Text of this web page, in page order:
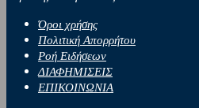
Όροι χρήσης
Πολιτική Απορρήτου
Ροή Ειδήσεων
ΔΙΑΦΗΜΙΣΕΙΣ
ΕΠΙΚΟΙΝΩΝΙΑ